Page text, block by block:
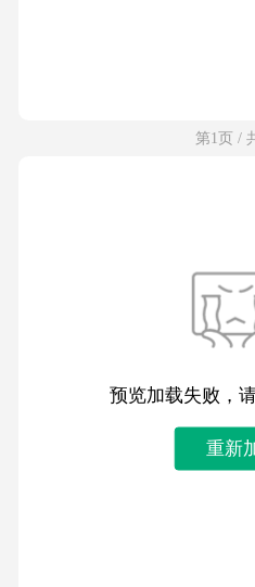
第1页 /
预览加载失败，
重新